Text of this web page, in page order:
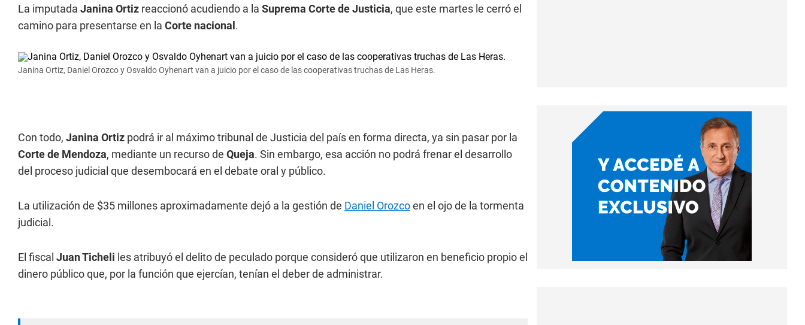
La imputada Janina Ortiz reaccionó acudiendo a la Suprema Corte de Justicia, que este martes le cerró el
camino para presentarse en la Corte nacional .
Janina Ortiz, Daniel Orozco y Osvaldo Oyhenart van a juicio por el caso de las cooperativas truchas de Las Heras.
Con todo, Janina Ortiz podrá ir al máximo tribunal de Justicia del país en forma directa, ya sin pasar por la
Corte de Mendoza, mediante un recurso de Queja. Sin embargo, esa acción no podrá frenar el desarrollo
del proceso judicial que desembocará en el debate oral y público.
La utilización de $35 millones aproximadamente dejó a la gestión de Daniel Orozcoen el ojo de la tormenta
judicial.
El fiscal Juan Ticheli les atribuyó el delito de peculado porque consideró que utilizaron en beneficio propio el
dinero público que, por la función que ejercían, tenían el deber de administrar.